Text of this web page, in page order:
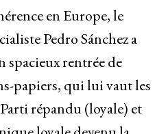
en Europe, le
Pedro Sánchez a
spacieux rentrée de
papiers, qui lui vaut les
répandu (loyale) et